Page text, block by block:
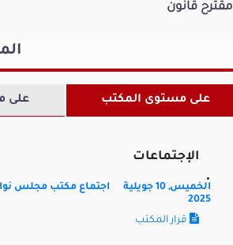
مقترح قانون
على مستوى المكتب على
الإجتماعات
الخميس, 10 جويلية
2025
اجتماع مكتب مجلس نواب الشعب
قرار المكتب